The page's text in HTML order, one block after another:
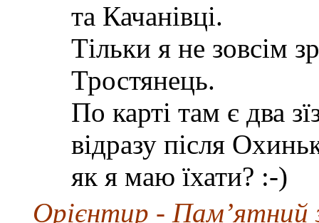
та Качанівці.
Тільки я не зовсім
Тростянець.
По карті там є два
відразу після
як я маю їхати? :-)
Орієнтир - Пам’ятний